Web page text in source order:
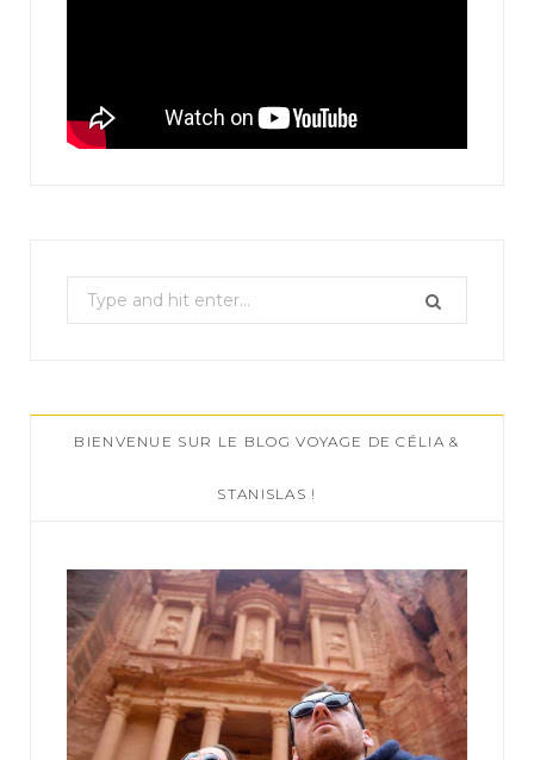
e
c
h
:
BIENVENUE SUR LE BLOG VOYAGE DE CÉLIA &
STANISLAS !